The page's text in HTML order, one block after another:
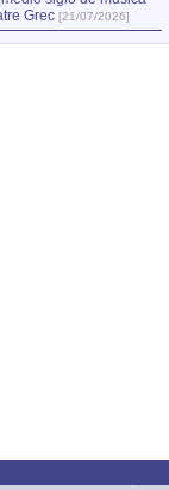
Grec [21/07/2026]